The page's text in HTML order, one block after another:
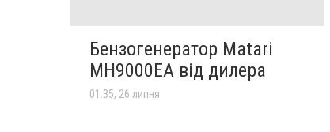
Бензогенератор Matari
MH9000EA від дилера
01:35, 26 липня